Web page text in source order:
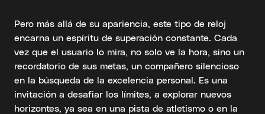
Pero más allá de su apariencia, este tipo de reloj
encarna un espíritu de superación constante. Cada
vez que el usuario lo mira, no solo ve la hora, sino un
recordatorio de sus metas, un compañero silencioso
en la búsqueda de la excelencia personal. Es una
invitación a desafiar los límites, a explorar nuevos
horizontes, ya sea en una pista de atletismo o en la